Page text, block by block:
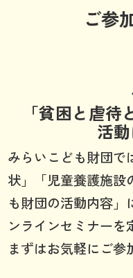
ご参
「貧困と虐
活動
みらいこども財団で
状」「児童養護施設
も財団の活動内容」
ンラインセミナーを
まずはお気軽にご参